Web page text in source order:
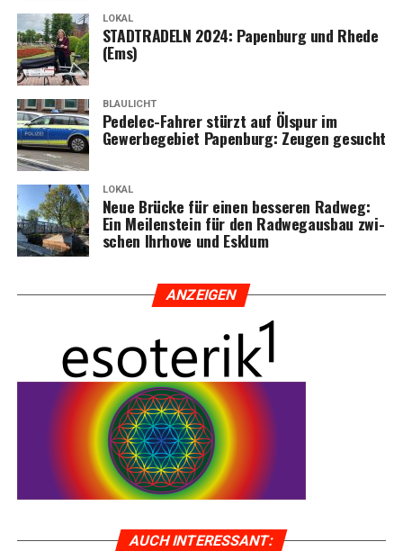
LOKAL
STADTRADELN 2024: Papen­burg und Rhe­de
(Ems)
BLAULICHT
Pedelec-Fah­rer stürzt auf Ölspur im
Gewer­be­ge­biet Papen­burg: Zeu­gen gesucht
LOKAL
Neue Brü­cke für einen bes­se­ren Rad­weg:
Ein Mei­len­stein für den Rad­weg­aus­bau zwi­
schen Ihr­ho­ve und Esklum
ANZEI­GEN
AUCH INTER­ES­SANT: